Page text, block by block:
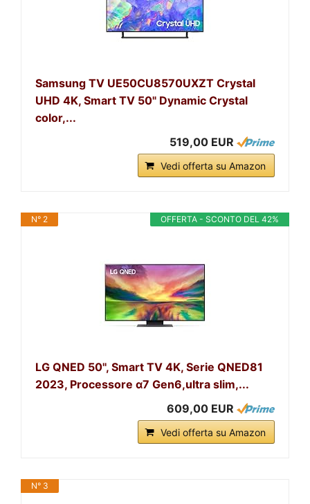
Samsung TV UE50CU8570UXZT Crystal
UHD 4K, Smart TV 50" Dynamic Crystal
color,...
519,00 EUR
Vedi offerta su Amazon
OFFERTA - SCONTO DEL 42%
N° 2
LG QNED 50'', Smart TV 4K, Serie QNED81
2023, Processore α7 Gen6,ultra slim,...
609,00 EUR
Vedi offerta su Amazon
N° 3